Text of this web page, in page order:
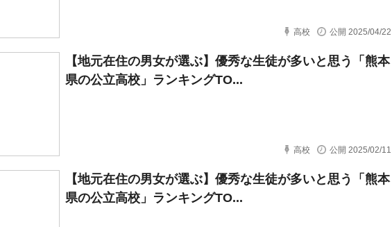
高校 公開 2025/04/22
【地元在住の男女が選ぶ】優秀な生徒が多いと思う「熊本
県の公立高校」ランキングTO...
高校 公開 2025/02/11
【地元在住の男女が選ぶ】優秀な生徒が多いと思う「熊本
県の公立高校」ランキングTO...